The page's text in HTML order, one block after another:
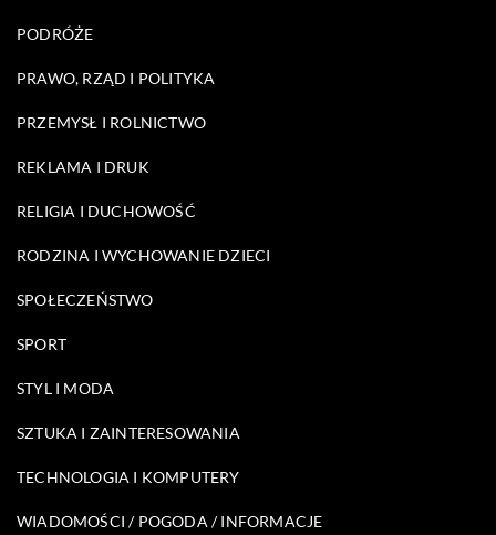
PODRÓŻE
PRAWO, RZĄD I POLITYKA
PRZEMYSŁ I ROLNICTWO
REKLAMA I DRUK
RELIGIA I DUCHOWOŚĆ
RODZINA I WYCHOWANIE DZIECI
SPOŁECZEŃSTWO
SPORT
STYL I MODA
SZTUKA I ZAINTERESOWANIA
TECHNOLOGIA I KOMPUTERY
WIADOMOŚCI / POGODA / INFORMACJE